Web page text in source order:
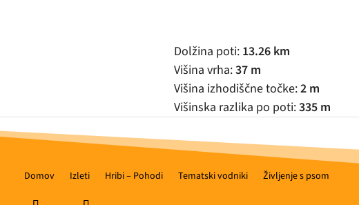
Dolžina poti:13.26 km
Višina vrha:37 m
Višina izhodiščne točke:2 m
Višinska razlika po poti:335 m
Domov Izleti Hribi – Pohodi Tematski vodniki Življenje s psom